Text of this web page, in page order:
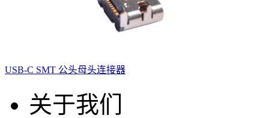
USB-C SMT 公头母头连接器
关于我们